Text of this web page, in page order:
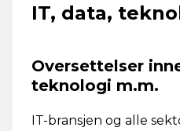
IT, data,
Oversettelser
teknologi m.m.
IT-bransjen og alle